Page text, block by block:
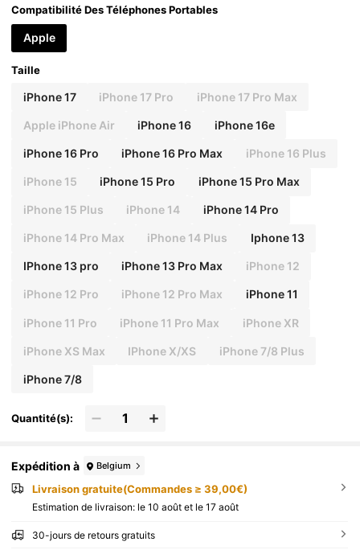
éclaration, cadeau pour les amis, la famille, les coup
les, anniversaire, vacances, compatible avec Apple
17/17 PLUS/17 PRO/17 PRO MAX
Compatibilité Des Téléphones Portables
Apple
Taille
iPhone 17 iPhone 17 Pro iPhone 17 Pro Max
Apple iPhone Air iPhone 16 iPhone 16e
iPhone 16 Pro iPhone 16 Pro Max iPhone 16 Plus
iPhone 15 iPhone 15 Pro iPhone 15 Pro Max
iPhone 15 Plus iPhone 14 iPhone 14 Pro
iPhone 14 Pro Max iPhone 14 Plus Iphone 13
IPhone 13 pro iPhone 13 Pro Max iPhone 12
iPhone 12 Pro iPhone 12 Pro Max iPhone 11
iPhone 11 Pro iPhone 11 Pro Max iPhone XR
iPhone XS Max IPhone X/XS iPhone 7/8 Plus
iPhone 7/8
Quantité(s):
Expédition à Belgium
Livraison gratuite(Commandes ≥ 39,00€)
Estimation de livraison: le 10 août et le 17 août
30-jours de retours gratuits